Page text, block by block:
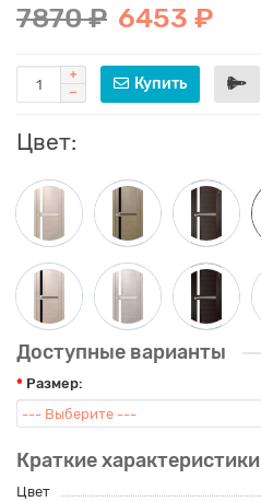
7870 ₽ 6453 ₽
Купить
Цвет:
Доступные варианты
Размер:
Краткие характеристики
Цвет